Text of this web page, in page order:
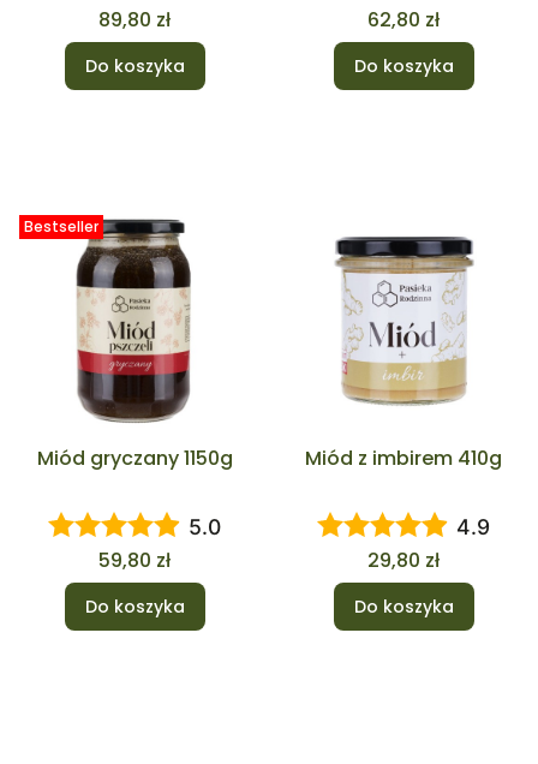
Cena
89,80 zł
Do koszyka
Cena
62,80 zł
Do koszyka
Bestseller
Miód gryczany 1150g
5.0
Cena
59,80 zł
Do koszyka
Miód z imbirem 410g
4.9
Cena
29,80 zł
Do koszyka